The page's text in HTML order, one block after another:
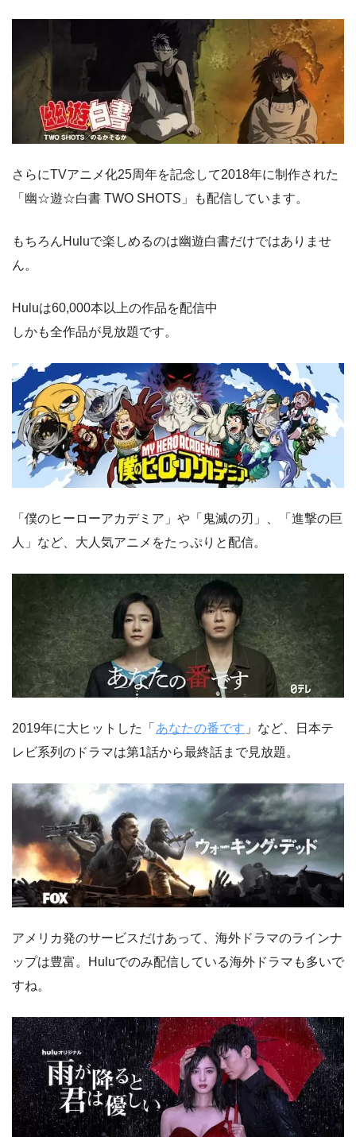
さらにTVアニメ化25周年を記念して2018年に制作された
「幽☆遊☆白書 TWO SHOTS」も配信しています。
もちろんHuluで楽しめるのは幽遊白書だけではありませ
ん。
Huluは60,000本以上の作品を配信中
しかも全作品が見放題です。
「僕のヒーローアカデミア」や「鬼滅の刃」、「進撃の巨
人」など、大人気アニメをたっぷりと配信。
2019年に大ヒットした「 あなたの番です 」など、日本テ
レビ系列のドラマは第1話から最終話まで見放題。
アメリカ発のサービスだけあって、海外ドラマのラインナ
ップは豊富。Huluでのみ配信している海外ドラマも多いで
すね。